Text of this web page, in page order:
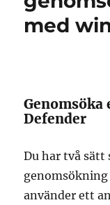
edge
med
Defender
Du har två
genomsökning
använder ett